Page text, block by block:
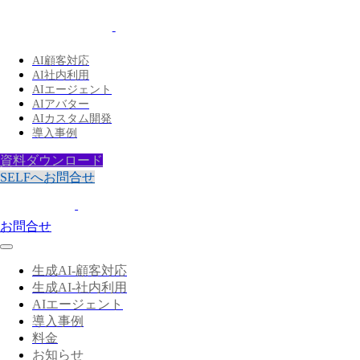
AI顧客対応
AI社内利用
AIエージェント
AIアバター
AIカスタム開発
導入事例
資料ダウンロード
SELFへお問合せ
お問合せ
生成AI-顧客対応
生成AI-社内利用
AIエージェント
導入事例
料金
お知らせ